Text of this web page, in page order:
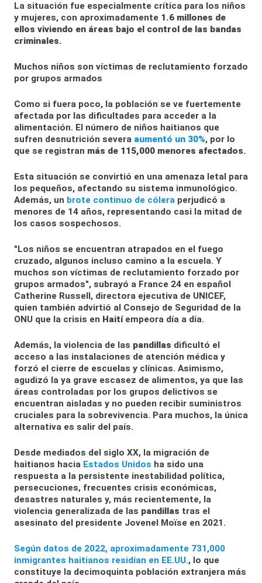
La situación fue especialmente crítica para los niños
y mujeres, con aproximadamente 1.6 millones de
ellos viviendo en áreas bajo el control de las bandas
criminales.
Muchos niños son víctimas de reclutamiento forzado
por grupos armados
Como si fuera poco, la población se ve fuertemente
afectada por las dificultades para acceder a la
alimentación. El número de niños haitianos que
sufren desnutrición severa aumentó un 30%, por lo
que se registran más de 115,000 menores afectados.
Esta situación se convirtió en una amenaza letal para
los pequeños, afectando su sistema inmunológico.
Además, un brote continuo de cólera perjudicó a
menores de 14 años, representando casi la mitad de
los casos sospechosos.
"Los niños se encuentran atrapados en el fuego
cruzado, algunos incluso camino a la escuela. Y
muchos son víctimas de reclutamiento forzado por
grupos armados", subrayó a France 24 en español
Catherine Russell, directora ejecutiva de UNICEF,
quien también advirtió al Consejo de Seguridad de la
ONU que la crisis en Haitíempeora día a día.
Además, la violencia de las pandillas dificultó el
acceso a las instalaciones de atención médica y
forzó el cierre de escuelas y clínicas. Asimismo,
agudizó la ya grave escasez de alimentos, ya que las
áreas controladas por los grupos delictivos se
encuentran aisladas y no pueden recibir suministros
cruciales para la sobrevivencia. Para muchos, la única
alternativa es salir del país.
Desde mediados del siglo XX, la migración de
haitianos hacia Estados Unidos ha sido una
respuesta a la persistente inestabilidad política,
persecuciones, frecuentes crisis económicas,
desastres naturales y, más recientemente, la
violencia generalizada de las pandillas tras el
asesinato del presidente Jovenel Moïse en 2021.
Según datos de 2022, aproximadamente 731,000
inmigrantes haitianos residían en EE.UU., lo que
constituye la decimoquinta población extranjera más